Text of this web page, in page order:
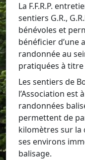
La F.F.R.P.
sentiers G.R.,
bénévoles et
bénéficier d’une
randonnée au
pratiquées à
Les sentiers de
l’Association est
randonnées
permettent de
kilomètres sur la
ses environs
balisage.